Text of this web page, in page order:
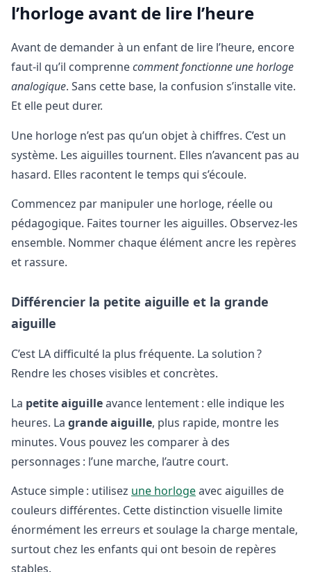
l’horloge avant de lire l’heure
Avant de demander à un enfant de lire l’heure, encore
faut-il qu’il comprennecomment fonctionne une horloge
analogique. Sans cette base, la confusion s’installe vite.
Et elle peut durer.
Une horloge n’est pas qu’un objet à chiffres. C’est un
système. Les aiguilles tournent. Elles n’avancent pas au
hasard. Elles racontent le temps qui s’écoule.
Commencez par manipuler une horloge, réelle ou
pédagogique. Faites tourner les aiguilles. Observez-les
ensemble. Nommer chaque élément ancre les repères
et rassure.
Différencier la petite aiguille et la grande
aiguille
C’est LA difficulté la plus fréquente. La solution ?
Rendre les choses visibles et concrètes.
La petite aiguilleavance lentement : elle indique les
heures. La grande aiguille, plus rapide, montre les
minutes. Vous pouvez les comparer à des
personnages : l’une marche, l’autre court.
Astuce simple : utilisez une horlogeavec aiguilles de
couleurs différentes. Cette distinction visuelle limite
énormément les erreurs et soulage la charge mentale,
surtout chez les enfants qui ont besoin de repères
stables.